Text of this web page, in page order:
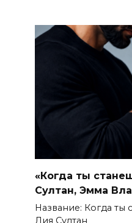
«Когда ты
Султан, Эмма
Название: Когда ты